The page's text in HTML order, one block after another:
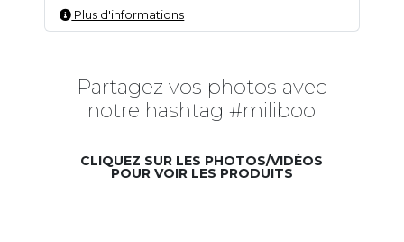
Plus d'informations
Partagez vos photos avec
notre hashtag #miliboo
CLIQUEZ SUR LES PHOTOS/VIDÉOS
POUR VOIR LES PRODUITS